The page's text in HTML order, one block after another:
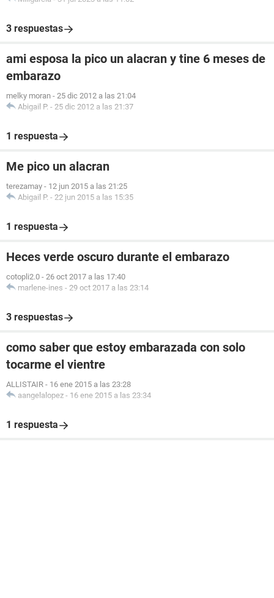
3 respuestas
ami esposa la pico un alacran y tine 6 meses de
embarazo
melky moran - 25 dic 2012 a las 21:04
Abigail P. - 25 dic 2012 a las 21:37
1 respuesta
Me pico un alacran
terezamay - 12 jun 2015 a las 21:25
Abigail P. - 22 jun 2015 a las 15:35
1 respuesta
Heces verde oscuro durante el embarazo
cotopli2.0 - 26 oct 2017 a las 17:40
marlene-ines - 29 oct 2017 a las 23:14
3 respuestas
como saber que estoy embarazada con solo
tocarme el vientre
ALLISTAIR - 16 ene 2015 a las 23:28
aangelalopez - 16 ene 2015 a las 23:34
1 respuesta